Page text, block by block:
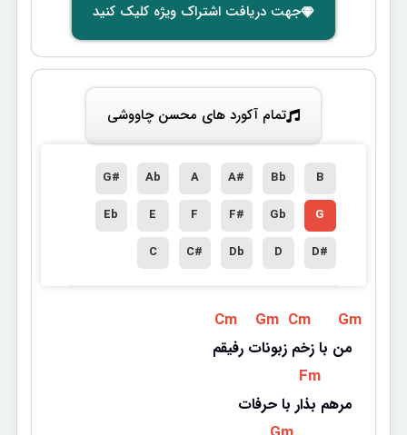
جهت دریافت اشتراک ویژه کلیک کنید
تمام آکورد های محسن چاووشی
B
Bb
A#
A
Ab
G#
G
Gb
F#
F
E
Eb
D#
D
Db
C#
C
Cm Gm Cm Gm
من با زخم زبونات رفیقم
Fm
مرهم بذار با حرفات